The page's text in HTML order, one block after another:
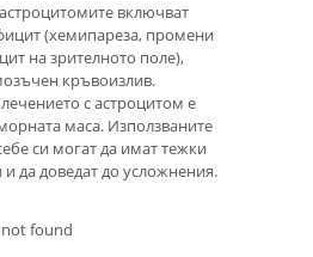
включват
(хемипареза, промени
на зрителното поле),
кръвоизлив.
с астроцитом е
маса. Използваните
си могат да имат тежки
да доведат до усложнения.
found